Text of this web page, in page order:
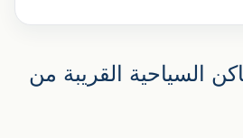
السياحية القريبة من